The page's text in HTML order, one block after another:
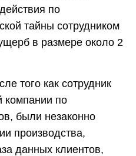
по
тайны сотрудником
в размере около 2
того как сотрудник
компании по
были незаконно
производства,
данных клиентов,